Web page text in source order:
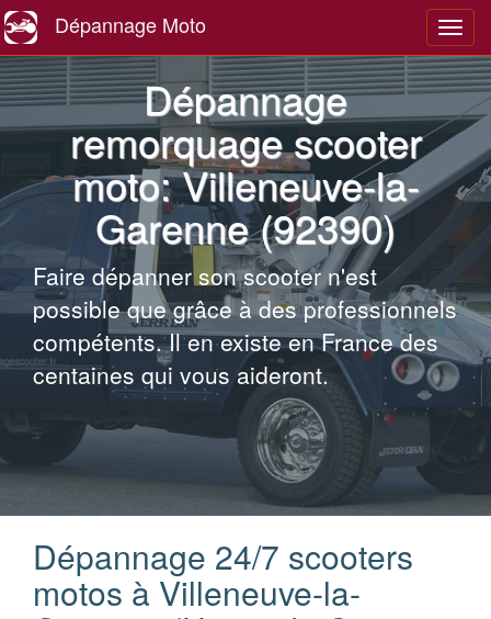
Dépannage Moto
Dépannage
remorquage scooter
moto: Villeneuve-la-
Garenne (92390)
Faire dépanner son scooter n'est
possible que grâce à des professionnels
compétents. Il en existe en France des
centaines qui vous aideront.
Dépannage 24/7 scooters
motos à Villeneuve-la-